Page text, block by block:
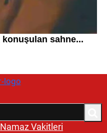
Namaz Vakitleri